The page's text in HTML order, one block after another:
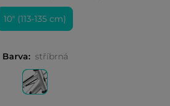
10" (113-135 cm)
Barva: stříbrná